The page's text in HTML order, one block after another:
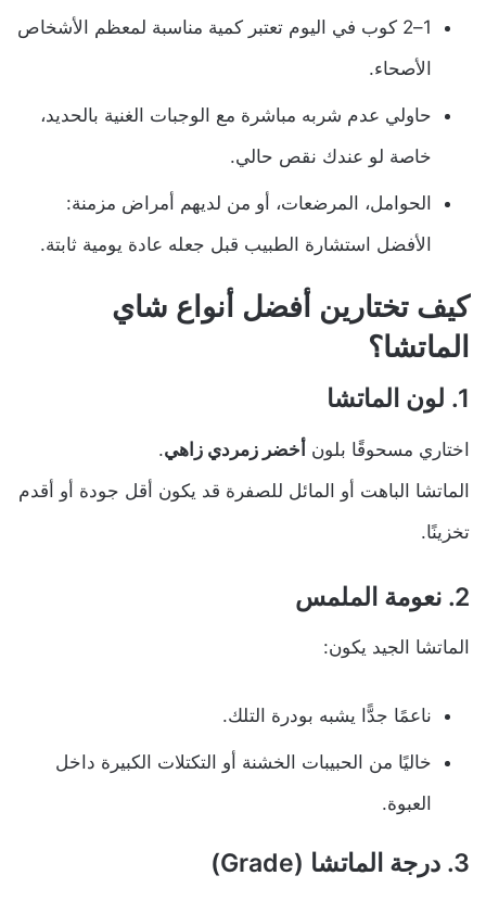
1–2 كوب في اليوم تعتبر كمية مناسبة لمعظم الأشخاص
الأصحاء.
حاولي عدم شربه مباشرة مع الوجبات الغنية بالحديد،
خاصة لو عندك نقص حالي.
الحوامل، المرضعات، أو من لديهم أمراض مزمنة:
الأفضل استشارة الطبيب قبل جعله عادة يومية ثابتة.
كيف تختارين أفضل أنواع شاي
الماتشا؟
1. لون الماتشا
اختاري مسحوقًا بلون أخضر زمردي زاهي.
الماتشا الباهت أو المائل للصفرة قد يكون أقل جودة أو أقدم
تخزينًا.
2. نعومة الملمس
الماتشا الجيد يكون:
ناعمًا جدًّا يشبه بودرة التلك.
خاليًا من الحبيبات الخشنة أو التكتلات الكبيرة داخل
العبوة.
3. درجة الماتشا (Grade)